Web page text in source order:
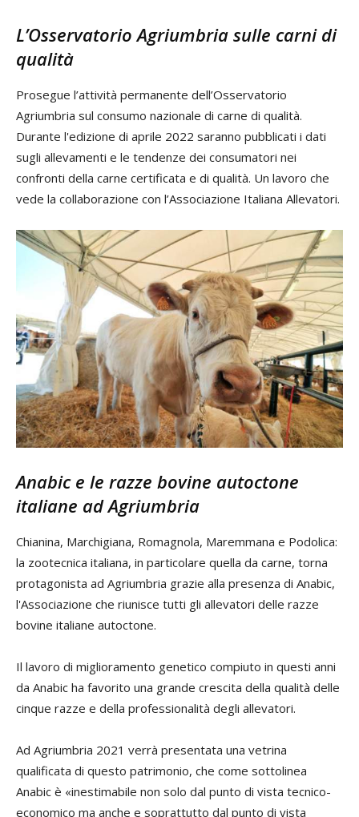
L’Osservatorio Agriumbria sulle carni di
qualità
Prosegue l’attività permanente dell’Osservatorio
Agriumbria sul consumo nazionale di carne di qualità.
Durante l'edizione di aprile 2022 saranno pubblicati i dati
sugli allevamenti e le tendenze dei consumatori nei
confronti della carne certificata e di qualità. Un lavoro che
vede la collaborazione con l’Associazione Italiana Allevatori.
Anabic e le razze bovine autoctone
italiane ad Agriumbria
Chianina, Marchigiana, Romagnola, Maremmana e Podolica:
la zootecnica italiana, in particolare quella da carne, torna
protagonista ad Agriumbria grazie alla presenza di Anabic,
l'Associazione che riunisce tutti gli allevatori delle razze
bovine italiane autoctone.
Il lavoro di miglioramento genetico compiuto in questi anni
da Anabic ha favorito una grande crescita della qualità delle
cinque razze e della professionalità degli allevatori.
Ad Agriumbria 2021 verrà presentata una vetrina
qualificata di questo patrimonio, che come sottolinea
Anabic è «inestimabile non solo dal punto di vista tecnico-
economico ma anche e soprattutto dal punto di vista